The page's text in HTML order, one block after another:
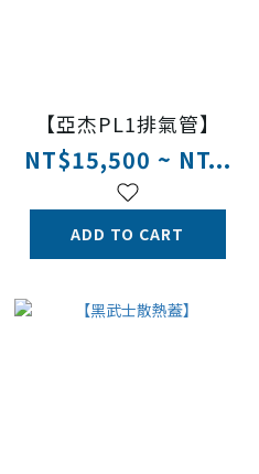
【亞杰PL1排氣管】
NT$15,500 ~ NT...
ADD TO CART